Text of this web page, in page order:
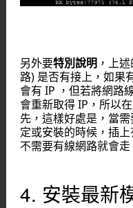
另外要特別說明，上
路) 是否有接上，如果
會有 IP ，但若將網路
會重新取得 IP，所以
先，這樣好處是，當
定或安裝的時候，插
不需要有線網路就會走
4. 安裝最新